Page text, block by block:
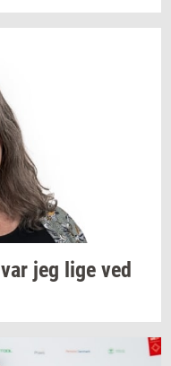
var jeg lige ved